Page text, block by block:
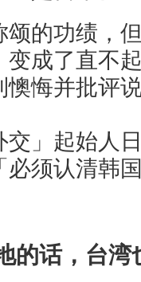
颂的功绩，
变成了直不
懊悔并批评
」起始人
须认清韩
的话，台湾